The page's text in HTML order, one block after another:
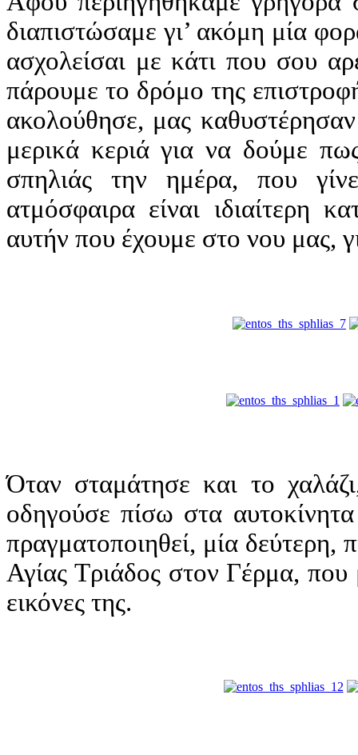
διαπιστώσαμε γι’ ακόμη μία
ασχολείσαι με κάτι που σου
πάρουμε το δρόμο της
ακολούθησε, μας
μερικά κεριά για να δούμε
σπηλιάς την ημέρα, που
ατμόσφαιρα είναι ιδιαίτερη
αυτήν που έχουμε στο νου μας,
Όταν σταμάτησε και το
οδηγούσε πίσω στα
πραγματοποιηθεί, μία
Αγίας Τριάδος στον Γέρμα,
εικόνες της.